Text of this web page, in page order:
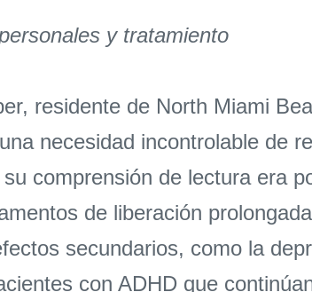
y tratamiento
residente de North Miami
necesidad incontrolable de
comprensión de lectura era
de liberación
secundarios, como la
con ADHD que